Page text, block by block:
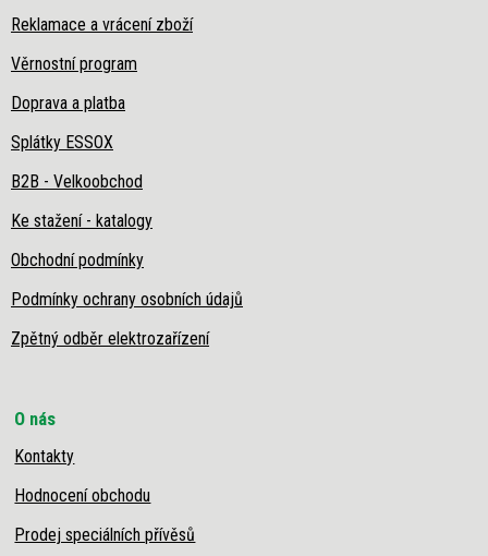
Reklamace a vrácení zboží
Věrnostní program
Doprava a platba
Splátky ESSOX
B2B - Velkoobchod
Ke stažení - katalogy
Obchodní podmínky
Podmínky ochrany osobních údajů
Zpětný odběr elektrozařízení
O nás
Kontakty
Hodnocení obchodu
Prodej speciálních přívěsů